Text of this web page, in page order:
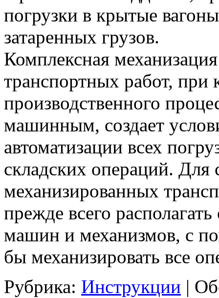
погрузки в крытые
затаренных грузов.
Комплексная
транспортных работ, при
производственного
машинным, создает
автоматизации всех
складских операций. Для
механизированных
прежде всего
машин и механизмов, с
бы механизировать все
Рубрика: Инструкции |